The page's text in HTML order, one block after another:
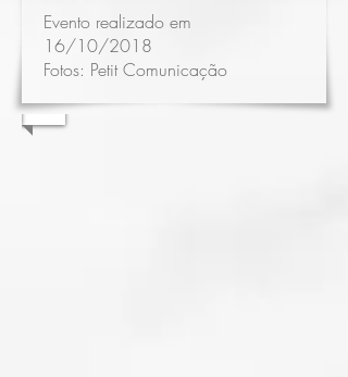
Evento realizado em
16/10/2018
Fotos: Petit Comunicação